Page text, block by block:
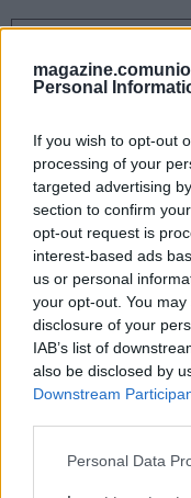
Personal
If you wish to opt-out
processing of your
targeted advertising
section to confirm
opt-out request is
interest-based ads
us or personal
your opt-out. You
disclosure of your
IAB’s list of
also be disclosed by
Downstream
Please note that this
Personal Data
a Maffeo & cía?
Espanyol
Puado y Ngonge son
el Athletic. Además,
los sancionados
a Carlos Romero,
último partido.